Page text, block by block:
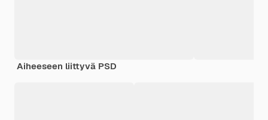
Aiheeseen liittyvä PSD